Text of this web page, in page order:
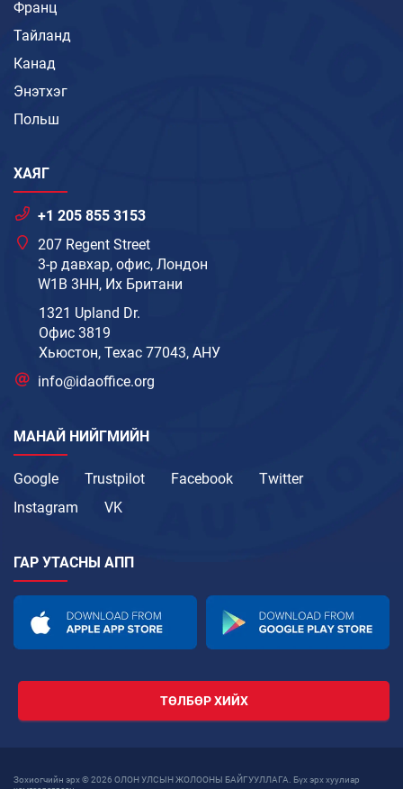
Франц
Тайланд
Канад
Энэтхэг
Польш
ХАЯГ
+1 205 855 3153
207 Regent Street
3-р давхар, офис, Лондон
W1B 3HH, Их Британи
1321 Upland Dr.
Офис 3819
Хьюстон, Техас 77043, АНУ
info@idaoffice.org
МАНАЙ НИЙГМИЙН
Google Trustpilot Facebook
Twitter
Instagram
VK
ГАР УТАСНЫ АПП
ТӨЛБӨР ХИЙХ
Зохиогчийн эрх © 2026 ОЛОН УЛСЫН ЖОЛООНЫ БАЙГУУЛЛАГА. Бүх эрх хуулиар